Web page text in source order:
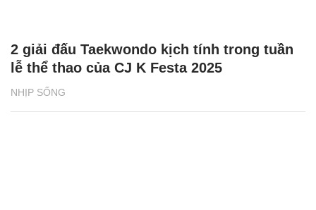
NHỊP SỐNG
2 giải đấu Taekwondo kịch tính trong tuần
lễ thể thao của CJ K Festa 2025